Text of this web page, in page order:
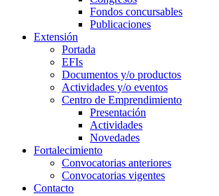
Fondos concursables
Publicaciones
Extensión
Portada
EFIs
Documentos y/o productos
Actividades y/o eventos
Centro de Emprendimiento
Presentación
Actividades
Novedades
Fortalecimiento
Convocatorias anteriores
Convocatorias vigentes
Contacto